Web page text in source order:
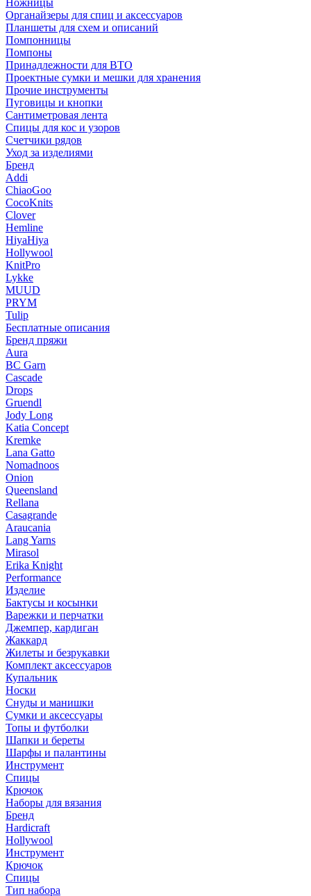
Ножницы
Органайзеры для спиц и аксессуаров
Планшеты для схем и описаний
Помпонницы
Помпоны
Принадлежности для ВТО
Проектные сумки и мешки для хранения
Прочие инструменты
Пуговицы и кнопки
Сантиметровая лента
Спицы для кос и узоров
Счетчики рядов
Уход за изделиями
Бренд
Addi
ChiaoGoo
CocoKnits
Clover
Hemline
HiyaHiya
Hollywool
KnitPro
Lykke
MUUD
PRYM
Tulip
Бесплатные описания
Бренд пряжи
Aura
BC Garn
Cascade
Drops
Gruendl
Jody Long
Katia Concept
Kremke
Lana Gatto
Nomadnoos
Onion
Queensland
Rellana
Casagrande
Araucania
Lang Yarns
Mirasol
Erika Knight
Performance
Изделие
Бактусы и косынки
Варежки и перчатки
Джемпер, кардиган
Жаккард
Жилеты и безрукавки
Комплект аксессуаров
Купальник
Носки
Снуды и манишки
Сумки и аксессуары
Топы и футболки
Шапки и береты
Шарфы и палантины
Инструмент
Спицы
Крючок
Наборы для вязания
Бренд
Hardicraft
Hollywool
Инструмент
Крючок
Спицы
Тип набора